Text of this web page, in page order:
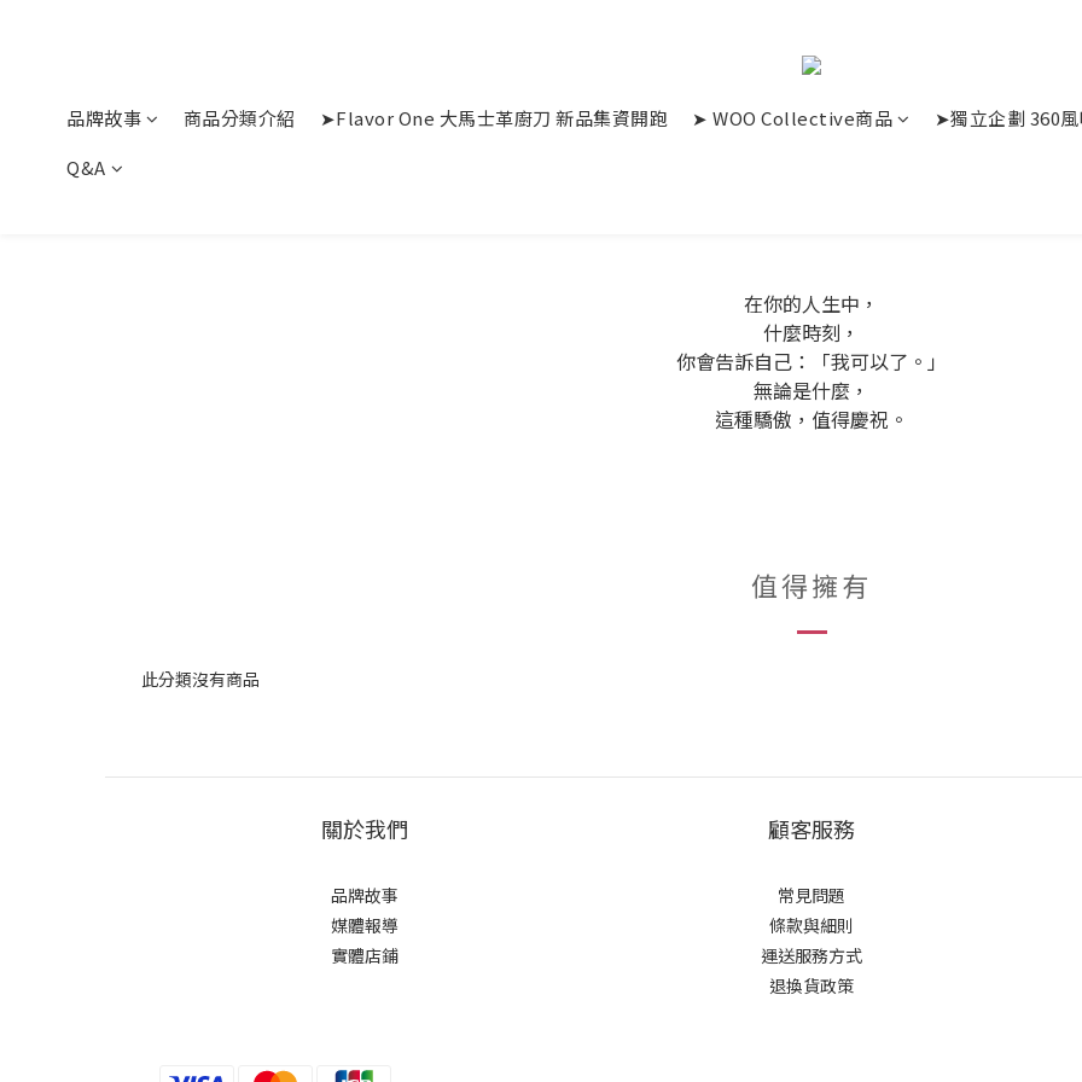
品牌故事 商品分類介紹 ➤Flavor One 大馬士革廚刀 新品集資開跑 ➤ WOO Collective商品
➤獨立企劃 360
Q&A
在你的人生中，
什麼時刻，
你會告訴自己：「我可以了。」
無論是什麼，
這種驕傲，值得慶祝。
值得擁有
此分類沒有商品
關於我們
品牌故事
媒體報導
實體店鋪
顧客服務
常見問題
條款與細則
運送服務方式
退換貨政策